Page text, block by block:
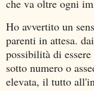
che va oltre ogni
Ho avvertito un
parenti in attesa.
possibilità di
sotto numero o
elevata, il tutto